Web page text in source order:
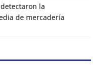
la
de mercadería